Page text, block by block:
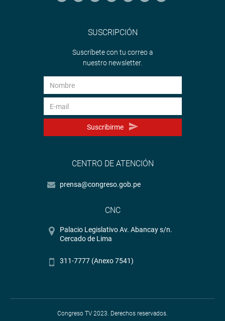
SUSCRIPCIÓN
Suscríbete con tu correo a
nuestro newsletter.
Suscribirme
CENTRO DE ATENCIÓN
prensa@congreso.gob.pe
CNC
Palacio Legislativo Av. Abancay s/n.
Cercado de Lima
311-7777 (Anexo 7541)
Congreso TV 2023. Derechos reservados.